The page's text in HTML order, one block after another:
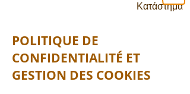
Κατάστημα
POLITIQUE DE
CONFIDENTIALITÉ ET
GESTION DES COOKIES